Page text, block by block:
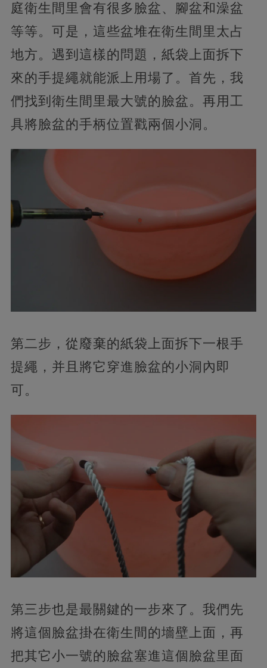
庭衛生間里會有很多臉盆、腳盆和澡盆
等等。可是，這些盆堆在衛生間里太占
地方。遇到這樣的問題，紙袋上面拆下
來的手提繩就能派上用場了。首先，我
們找到衛生間里最大號的臉盆。再用工
具將臉盆的手柄位置戳兩個小洞。
第二步，從廢棄的紙袋上面拆下一根手
提繩，并且將它穿進臉盆的小洞內即
可。
第三步也是最關鍵的一步來了。我們先
將這個臉盆掛在衛生間的墻壁上面，再
把其它小一號的臉盆塞進這個臉盆里面